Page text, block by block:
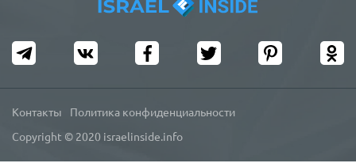
Copyright © 2020 israelinside.info
Контакты Политика конфиденциальности